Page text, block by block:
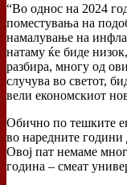
“Во однос на 2024
поместувања на
намалување на
натаму ќе биде
разбира, многу од
случува во светот,
вели економскиот
Обично по тешките
во наредните години
Овој пат немаме
година – смеат